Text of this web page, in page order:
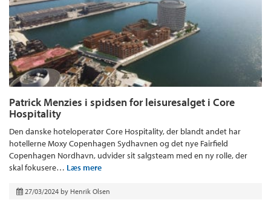
Patrick Menzies i spidsen for leisuresalget i Core
Hospitality
Den danske hoteloperatør Core Hospitality, der blandt andet har
hotellerne Moxy Copenhagen Sydhavnen og det nye Fairfield
Copenhagen Nordhavn, udvider sit salgsteam med en ny rolle, der
skal fokusere… Læs mere
27/03/2024 by Henrik Olsen